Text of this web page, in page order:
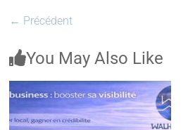
← Précédent
You May Also Like